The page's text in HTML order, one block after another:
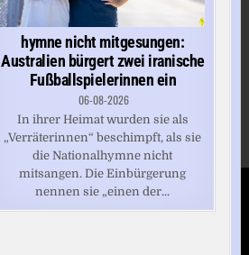
hymne nicht mitgesungen:
Australien bürgert zwei iranische
Fußballspielerinnen ein
06-08-2026
In ihrer Heimat wurden sie als
„Verräterinnen“ beschimpft, als sie
die Nationalhymne nicht
mitsangen. Die Einbürgerung
nennen sie „einen der...